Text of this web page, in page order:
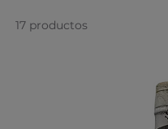
17 productos